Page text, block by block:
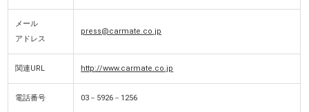
メール
アドレス
press@carmate.co.jp
関連URL http://www.carmate.co.jp
電話番号 03－5926－1256